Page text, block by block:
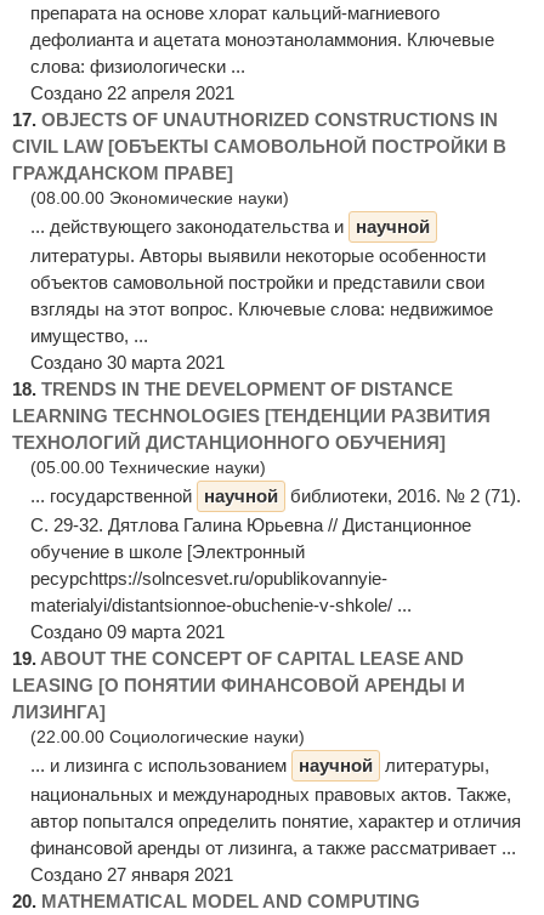
препарата на основе хлорат кальций-магниевого
дефолианта и ацетата моноэтаноламмония. Ключевые
слова: физиологически ...
Создано 22 апреля 2021
17. OBJECTS OF UNAUTHORIZED CONSTRUCTIONS IN
CIVIL LAW [ОБЪЕКТЫ САМОВОЛЬНОЙ ПОСТРОЙКИ В
ГРАЖДАНСКОМ ПРАВЕ]
(08.00.00 Экономические науки)
... действующего законодательства и
научной
литературы. Авторы выявили некоторые особенности
объектов самовольной постройки и представили свои
взгляды на этот вопрос. Ключевые слова: недвижимое
имущество, ...
Создано 30 марта 2021
18. TRENDS IN THE DEVELOPMENT OF DISTANCE
LEARNING TECHNOLOGIES [ТЕНДЕНЦИИ РАЗВИТИЯ
ТЕХНОЛОГИЙ ДИСТАНЦИОННОГО ОБУЧЕНИЯ]
(05.00.00 Технические науки)
... государственной научной
библиотеки, 2016. № 2 (71).
С. 29-32. Дятлова Галина Юрьевна // Дистанционное
обучение в школе [Электронный
ресурсhttps://solncesvet.ru/opublikovannyie-
materialyi/distantsionnoe-obuchenie-v-shkole/ ...
Создано 09 марта 2021
19. ABOUT THE CONCEPT OF CAPITAL LEASE AND
LEASING [О ПОНЯТИИ ФИНАНСОВОЙ АРЕНДЫ И
ЛИЗИНГА]
(22.00.00 Социологические науки)
... и лизинга с использованием научной
литературы,
национальных и международных правовых актов. Также,
автор попытался определить понятие, характер и отличия
финансовой аренды от лизинга, а также рассматривает ...
Создано 27 января 2021
20. MATHEMATICAL MODEL AND COMPUTING